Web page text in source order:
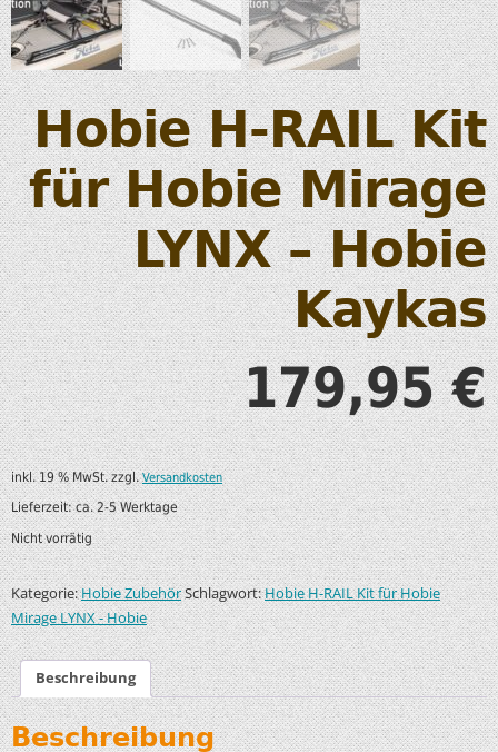
Hobie H-RAIL Kit
für Hobie Mirage
LYNX – Hobie
Kaykas
179,95€
inkl. 19 % MwSt. zzgl.Versandkosten
Lieferzeit:ca. 2-5 Werktage
Nicht vorrätig
Kategorie:Hobie ZubehörSchlagwort:Hobie H-RAIL Kit für Hobie
Mirage LYNX - Hobie
Beschreibung
Beschreibung